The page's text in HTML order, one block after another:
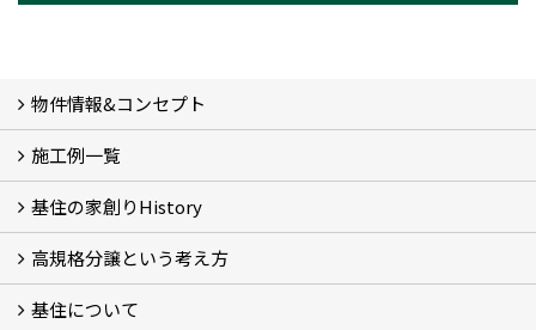
物件情報&コンセプト
新着情報&基住の３つの家
イベント予告
イベント報告
施工例一覧
Photo Gallery
現場レポート
完工事例
お客様の声
基住の家創りHistory
基住の夢はもっと大きくもっと優しく
夢の実現へ
わが街をポートランドへ
アメノヨリミチ (3)
新築住宅事業
自然共生街創り事業
再生可能エネルギー事業
森の家コモンハウス【こもびお】
コンセプトハウス (2)
高規格分譲という考え方
高規格分譲ってなんだろう？
STUDIO KIJYU【スタジオ基住】
これからの家創り
知ってほしい１１のこと
基住について